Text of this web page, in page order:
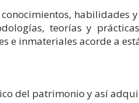
habilidades
teorías y
e inmateriales acorde a
del patrimonio y así